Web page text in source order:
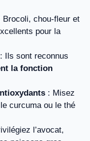
Brocoli, chou-fleur et
pour la
Ils sont reconnus
la fonction
: Misez
curcuma ou le thé
l’avocat,